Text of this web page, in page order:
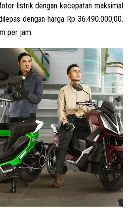
listrik dengan kecepatan maksimal
dengan harga Rp 36.490.000,00.
per jam.